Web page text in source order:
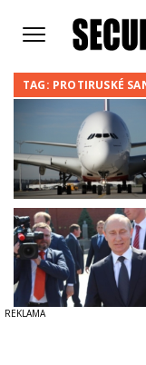
TAG: PROTIRUSKÉ